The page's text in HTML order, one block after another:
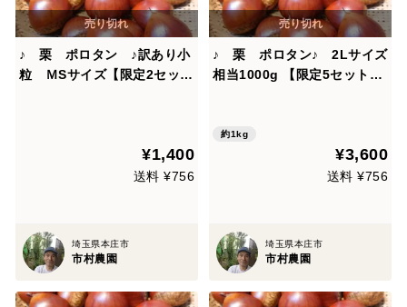
♪ 栗 ポロタン ♪訳あり小
粒 ＭSサイズ【限定2セッ
¥1,400
送料 ¥756
埼玉県本庄市
市村農園
♪ 栗 ポロタン♪ 2Lサイズ
相当1000g 【限定5セット】
約1kg
¥3,600
送料 ¥756
埼玉県本庄市
市村農園